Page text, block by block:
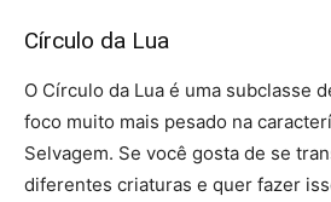
Círculo da Lua
O Círculo da Lua é uma subclasse
foco muito mais pesado na
Selvagem. Se você gosta de se
diferentes criaturas e quer fazer